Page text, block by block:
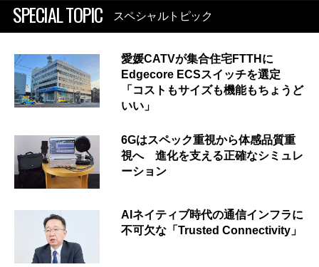
SPECIAL TOPIC スペシャルトピック
愛媛CATVが集合住宅FTTHに
Edgecore ECSスイッチを選定
「コストもサイズも機能もちょうど
いい」
6Gはスペック重視から体感品質重
視へ 進化を支える正確なシミュレ
ーション
AIネイティブ時代の通信インフラに
不可欠な「Trusted Connectivity」